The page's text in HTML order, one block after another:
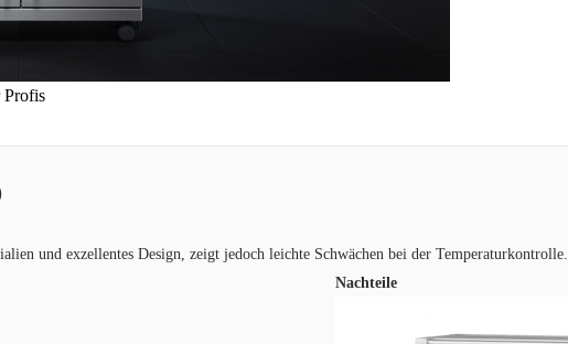
Profis
und exzellentes Design, zeigt jedoch leichte Schwächen bei der Temperaturkontrolle.
Nachteile